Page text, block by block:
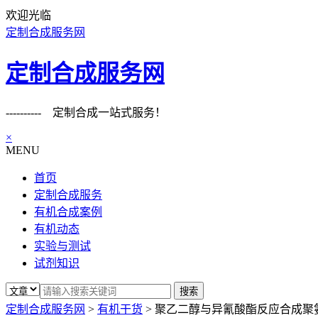
欢迎光临
定制合成服务网
定制合成服务网
---------- 定制合成一站式服务！
×
MENU
首页
定制合成服务
有机合成案例
有机动态
实验与测试
试剂知识
定制合成服务网 > 有机干货 > 聚乙二醇与异氰酸酯反应合成聚